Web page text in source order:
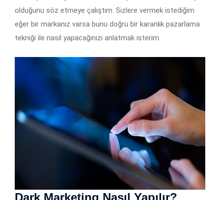
olduğunu söz etmeye çalıştım. Sizlere vermek istediğim
eğer bir markanız varsa bunu doğru bir karanlık pazarlama
tekniği ile nasıl yapacağınızı anlatmak isterim.
Dark Marketing Nasıl Yapılır?